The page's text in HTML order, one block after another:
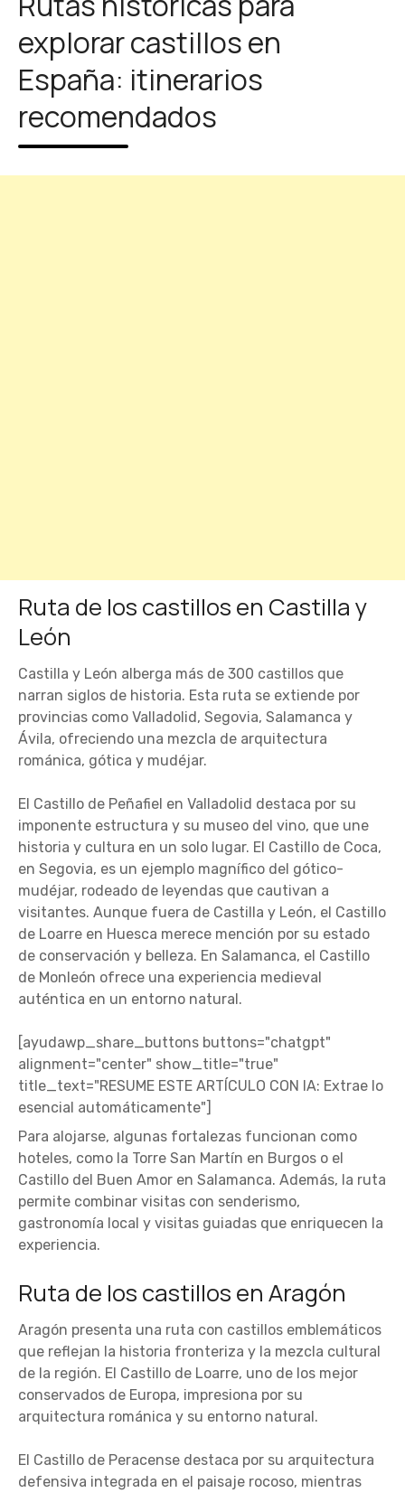
explorar castillos en
España: itinerarios
recomendados
Ruta de los castillos en Castilla y
León
Castilla y León alberga más de 300 castillos que
narran siglos de historia. Esta ruta se extiende por
provincias como Valladolid, Segovia, Salamanca y
Ávila, ofreciendo una mezcla de arquitectura
románica, gótica y mudéjar.
El Castillo de Peñafiel en Valladolid destaca por su
imponente estructura y su museo del vino, que une
historia y cultura en un solo lugar. El Castillo de Coca,
en Segovia, es un ejemplo magnífico del gótico-
mudéjar, rodeado de leyendas que cautivan a
visitantes. Aunque fuera de Castilla y León, el Castillo
de Loarre en Huesca merece mención por su estado
de conservación y belleza. En Salamanca, el Castillo
de Monleón ofrece una experiencia medieval
auténtica en un entorno natural.
[ayudawp_share_buttons buttons="chatgpt"
alignment="center" show_title="true"
title_text="RESUME ESTE ARTÍCULO CON IA: Extrae lo
esencial automáticamente"]
Para alojarse, algunas fortalezas funcionan como
hoteles, como la Torre San Martín en Burgos o el
Castillo del Buen Amor en Salamanca. Además, la ruta
permite combinar visitas con senderismo,
gastronomía local y visitas guiadas que enriquecen la
experiencia.
Ruta de los castillos en Aragón
Aragón presenta una ruta con castillos emblemáticos
que reflejan la historia fronteriza y la mezcla cultural
de la región. El Castillo de Loarre, uno de los mejor
conservados de Europa, impresiona por su
arquitectura románica y su entorno natural.
El Castillo de Peracense destaca por su arquitectura
defensiva integrada en el paisaje rocoso, mientras